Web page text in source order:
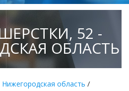
52 -
ОБЛАСТЬ
Нижегородская область /